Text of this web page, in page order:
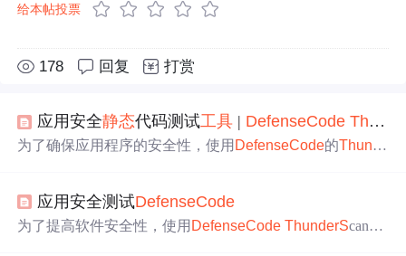
给本帖投票
178 回复 打赏
应用安全静态代码测试工具 | DefenseCode ThunderS
为了确保应用程序的安全性，使用 DefenseCode的Thund
发阶段快速检测代码中的安全漏洞；WebSecurityScanner则
模拟黑客行为，对运行中的Web应用进行全面的安全扫
应用安全测试DefenseCode
为了提高软件安全性，使用 DefenseCode ThunderScan和